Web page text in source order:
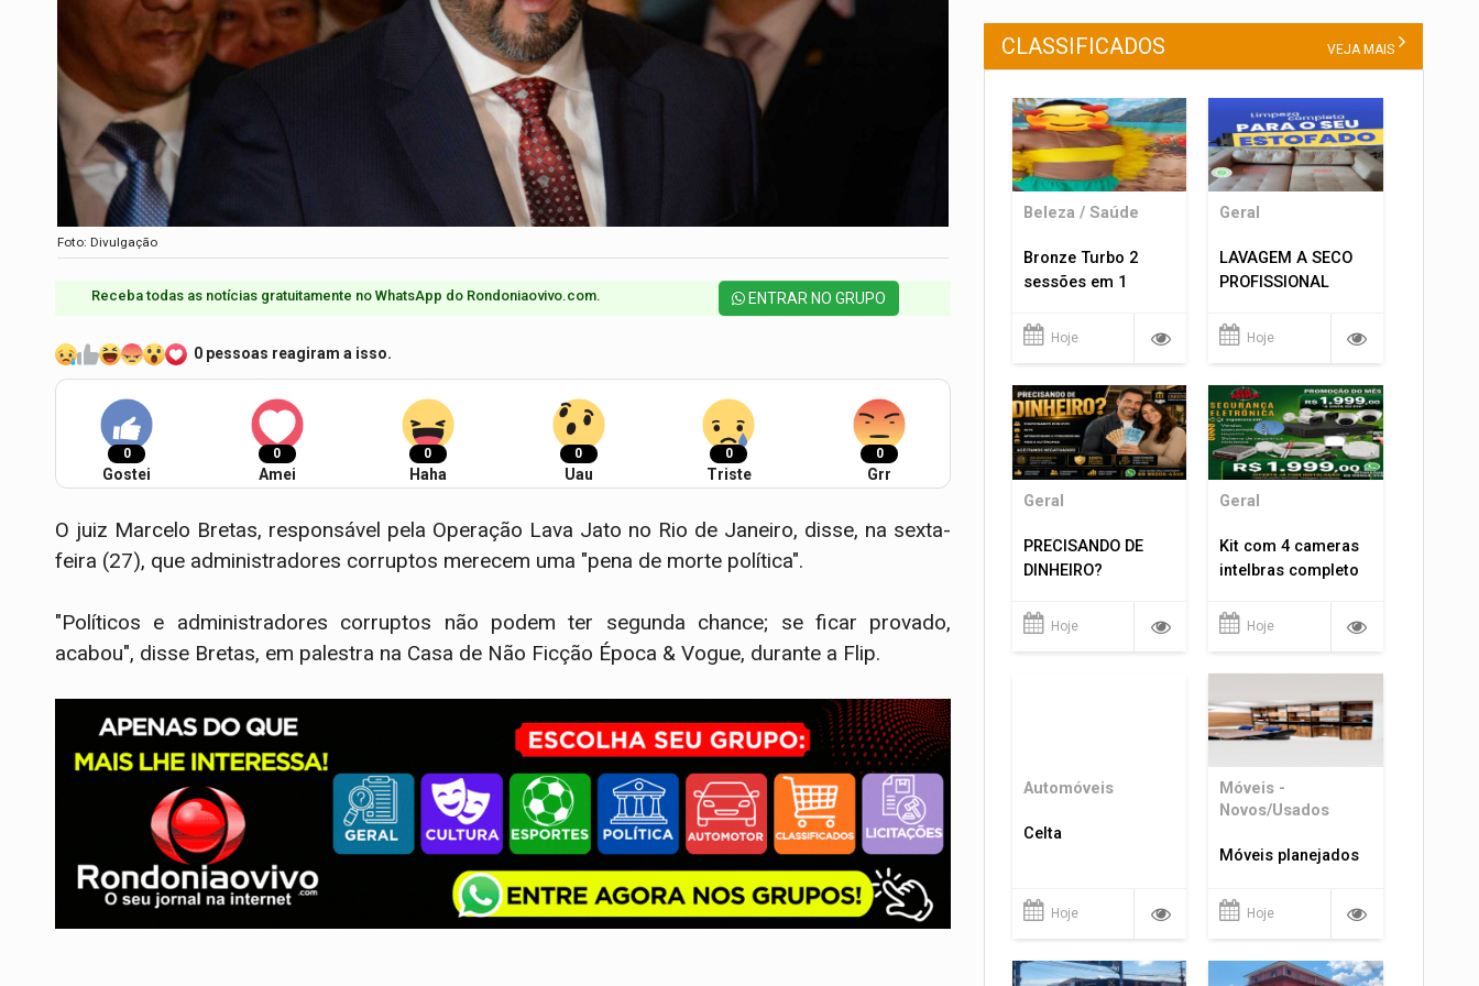
Foto: Divulgação
Receba todas as notícias gratuitamente no WhatsApp do Rondoniaovivo.com.​ ENTRAR NO GRUPO
0 pessoas reagiram a isso.
0
Gostei
0
Amei
0
Haha
0
Uau
0
Triste
0
Grr
O juiz Marcelo Bretas, responsável pela Operação Lava Jato no Rio de Janeiro, disse, na sexta-
feira (27), que administradores corruptos merecem uma "pena de morte política".
"Políticos e administradores corruptos não podem ter segunda chance; se ficar provado,
acabou", disse Bretas, em palestra na Casa de Não Ficção Época & Vogue, durante a Flip.
CLASSIFICADOS VEJA MAIS
Beleza / Saúde
Bronze Turbo 2
sessões em 1
Hoje
Geral
LAVAGEM A SECO
PROFISSIONAL
Hoje
Geral
PRECISANDO DE
DINHEIRO?
Hoje
Geral
Kit com 4 cameras
intelbras completo
Hoje
Automóveis
Celta
Hoje
Móveis -
Novos/Usados
Móveis planejados
Hoje